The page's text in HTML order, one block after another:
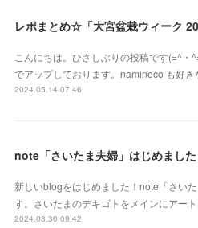
こんにちは。ひさしぶりの投稿です(=^・
でアップしております。namineco も好き
2024.05.14 07:46
note「さいたま夫婦」はじめました
新しいblogをはじめました！note「さい
す。さいたまのデキゴトをメインにアー
2024.03.30 09:42